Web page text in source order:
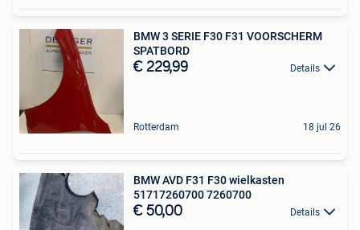
BMW 3 SERIE F30 F31 VOORSCHERM
SPATBORD
€ 229,99 Details
Rotterdam 18 jul 26
BMW AVD F31 F30 wielkasten
51717260700 7260700
€ 50,00 Details